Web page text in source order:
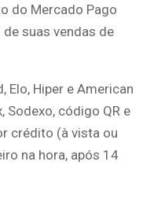
do Mercado Pago
suas vendas de
Elo, Hiper e American
Sodexo, código QR e
crédito (à vista ou
na hora, após 14